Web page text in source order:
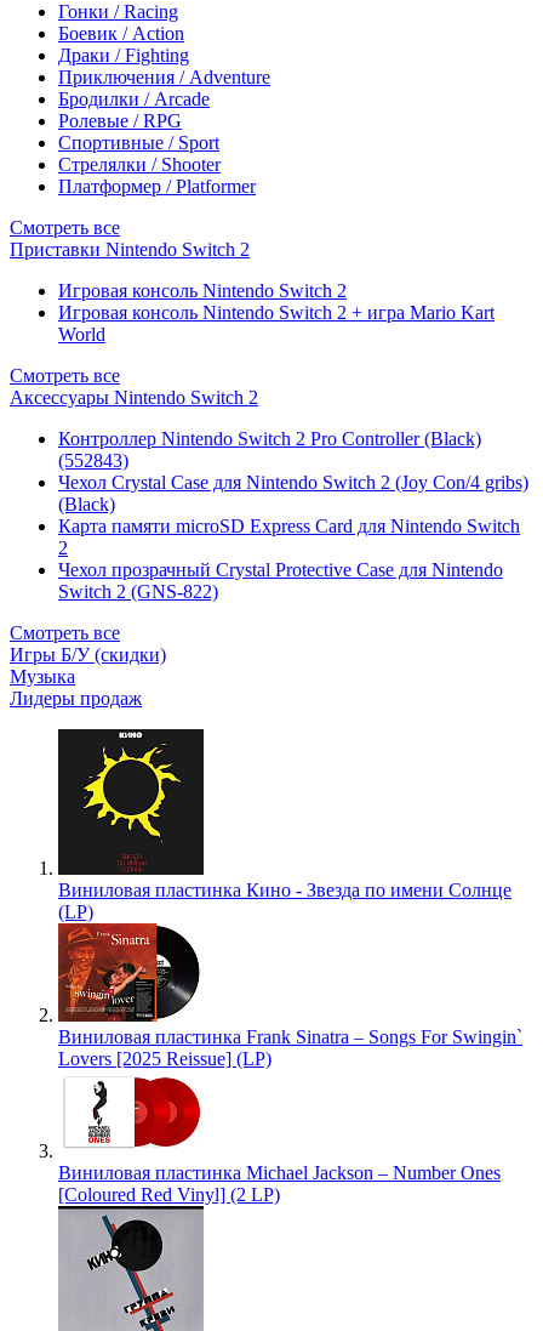
Гонки / Racing
Боевик / Action
Драки / Fighting
Приключения / Adventure
Бродилки / Arcade
Ролевые / RPG
Спортивные / Sport
Стрелялки / Shooter
Платформер / Platformer
Смотреть все
Приставки Nintendo Switch 2
Игровая консоль Nintendo Switch 2
Игровая консоль Nintendo Switch 2 + игра Mario Kart
World
Смотреть все
Аксессуары Nintendo Switch 2
Контроллер Nintendo Switch 2 Pro Controller (Black)
(552843)
Чехол Сrystal Сase для Nintendo Switch 2 (Joy Con/4 gribs)
(Black)
Карта памяти microSD Express Card для Nintendo Switch
2
Чехол прозрачный Crystal Protective Case для Nintendo
Switch 2 (GNS-822)
Смотреть все
Игры Б/У (скидки)
Музыка
Лидеры продаж
Виниловая пластинка Кино - Звезда по имени Солнце
(LP)
Виниловая пластинка Frank Sinatra – Songs For Swingin`
Lovers [2025 Reissue] (LP)
Виниловая пластинка Michael Jackson – Number Ones
[Coloured Red Vinyl] (2 LP)